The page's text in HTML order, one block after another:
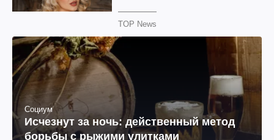
TOP News
Социум
Исчезнут за ночь: действенный метод